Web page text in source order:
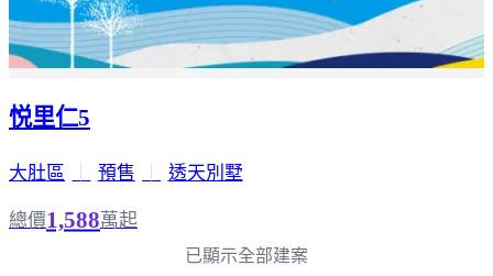
悦里仁5
大肚區 預售 透天別墅
總價1,588萬起
已顯示全部建案